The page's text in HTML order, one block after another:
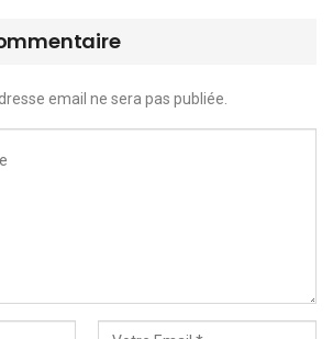
email ne sera pas publiée.